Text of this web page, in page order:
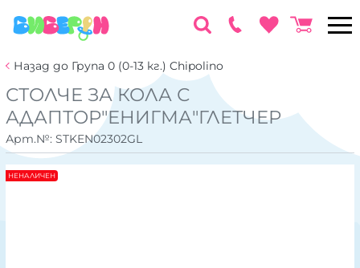
Назад до Група 0 (0-13 кг.) Chipolino
СТОЛЧЕ ЗА КОЛА С
АДАПТОР"ЕНИГМА"ГЛЕТЧЕР
Арт.№: STKEN02302GL
НЕНАЛИЧЕН